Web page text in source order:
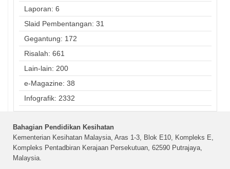
Laporan: 6
Slaid Pembentangan: 31
Gegantung: 172
Risalah: 661
Lain-lain: 200
e-Magazine: 38
Infografik: 2332
Bahagian Pendidikan Kesihatan
Kementerian Kesihatan Malaysia, Aras 1-3, Blok E10, Kompleks E,
Kompleks Pentadbiran Kerajaan Persekutuan, 62590 Putrajaya,
Malaysia.